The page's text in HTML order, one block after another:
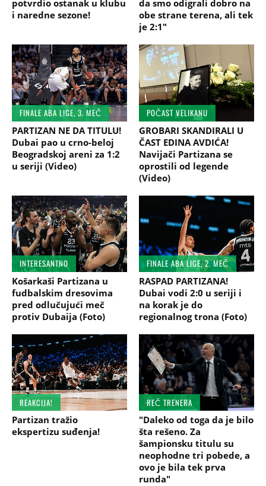
potvrdio ostanak u klubu
i naredne sezone!
da smo odigrali dobro na
obe strane terena, ali tek
je 2:1"
FINALE ABA LIGE, 3. MEČ
PARTIZAN NE DA TITULU!
Dubai pao u crno-beloj
Beogradskoj areni za 1:2
u seriji (Video)
POČAST VELIKANU
GROBARI SKANDIRALI U
ČAST EDINA AVDIĆA!
Navijači Partizana se
oprostili od legende
(Video)
INTERESANTNO
Košarkaši Partizana u
fudbalskim dresovima
pred odlučujući meč
protiv Dubaija (Foto)
FINALE ABA LIGE, 2. MEČ
RASPAD PARTIZANA!
Dubai vodi 2:0 u seriji i
na korak je do
regionalnog trona (Foto)
REAKCIJA!
Partizan tražio
ekspertizu suđenja!
REČ TRENERA
"Daleko od toga da je bilo
šta rešeno. Za
šampionsku titulu su
neophodne tri pobede, a
ovo je bila tek prva
runda"